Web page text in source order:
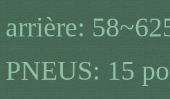
arrière:
PNEUS: 15